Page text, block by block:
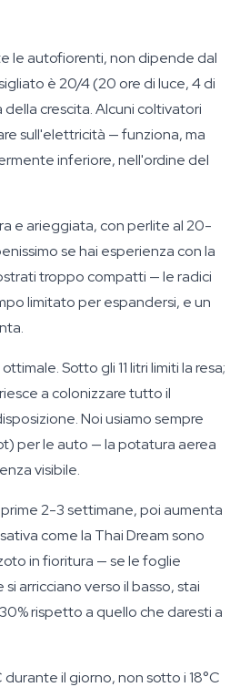
le autofiorenti, non dipende dal
è 20/4 (20 ore di luce, 4 di
crescita. Alcuni coltivatori
sull'elettricità — funziona, ma
inferiore, nell'ordine del
e arieggiata, con perlite al 20-
se hai esperienza con la
troppo compatti — le radici
limitato per espandersi, e un
Sotto gli 11 litri limiti la resa;
a colonizzare tutto il
Noi usiamo sempre
per le auto — la potatura aerea
visibile.
2-3 settimane, poi aumenta
come la Thai Dream sono
in fioritura — se le foglie
arricciano verso il basso, stai
rispetto a quello che daresti a
il giorno, non sotto i 18°C